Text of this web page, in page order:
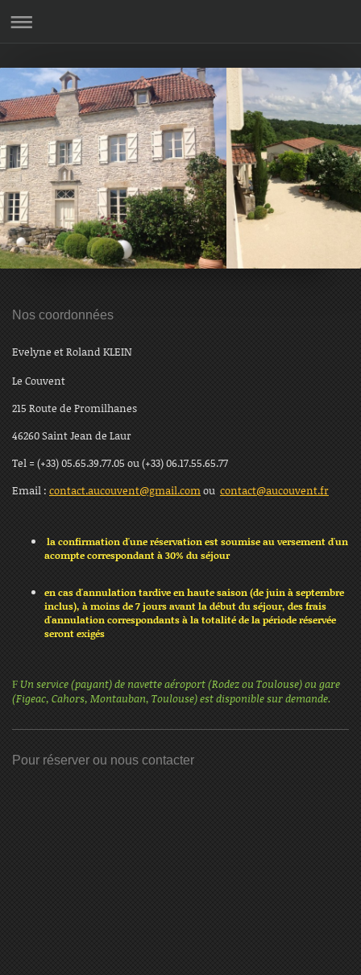
Nos coordonnées
Evelyne et Roland KLEIN
Le Couvent
215 Route de Promilhanes
46260Saint Jean de Laur
Tel = (+33) 05.65.39.77.05 ou (+33) 06.17.55.65.77
Email : contact.aucouvent@gmail.comou contact@aucouvent.fr
la confirmation d'une réservation est soumise au versement d'un
acompte correspondant à 30% du séjour
en cas d'annulation tardive en haute saison (de juin à septembre
inclus), à moins de 7 jours avant la début du séjour, des frais
d'annulation correspondants à la totalité de la période réservée
seront exigés
F Un service (payant) de navette aéroport (Rodez ou Toulouse) ou gare
(Figeac, Cahors, Montauban, Toulouse) est disponible sur demande.
Pour réserver ou nous contacter